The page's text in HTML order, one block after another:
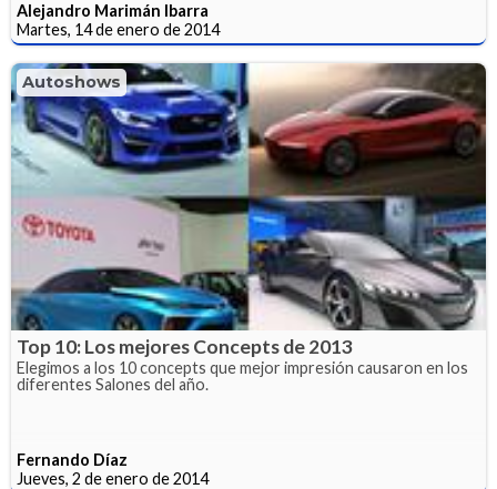
Alejandro Marimán Ibarra
Martes, 14 de enero de 2014
Autoshows
Top 10: Los mejores Concepts de 2013
Elegimos a los 10 concepts que mejor impresión causaron en los
diferentes Salones del año.
Fernando Díaz
Jueves, 2 de enero de 2014